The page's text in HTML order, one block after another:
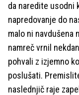
da naredite usodni
napredovanje do
malo ni navdušena
namreč vrnil
pohvali z izjemno
poslušati.
naslednjič raje